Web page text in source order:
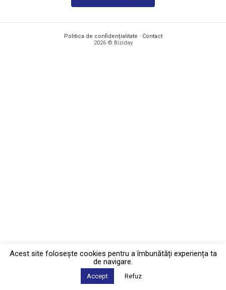
Politica de confidențialitate · Contact
2026 © Biziday
Acest site foloseşte cookies pentru a îmbunătăți experiența ta
de navigare.
Accept Refuz